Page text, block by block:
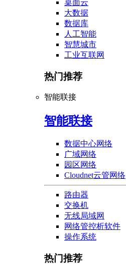
桌面云
大数据
数据库
人工智能
智慧城市
工业互联网
热门推荐
智能联接
智能联接
数据中心网络
广域网络
园区网络
Cloudnet云管网络
路由器
交换机
无线局域网
网络管控析软件
操作系统
热门推荐